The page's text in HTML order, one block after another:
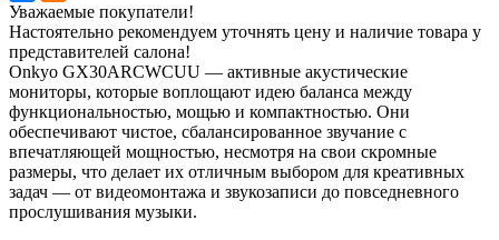
Уважаемые покупатели!
Настоятельно рекомендуем уточнять цену и наличие товара у
представителей салона!
Onkyo GX30ARCWCUU — активные акустические
мониторы, которые воплощают идею баланса между
функциональностью, мощью и компактностью. Они
обеспечивают чистое, сбалансированное звучание с
впечатляющей мощностью, несмотря на свои скромные
размеры, что делает их отличным выбором для креативных
задач — от видеомонтажа и звукозаписи до повседневного
прослушивания музыки.